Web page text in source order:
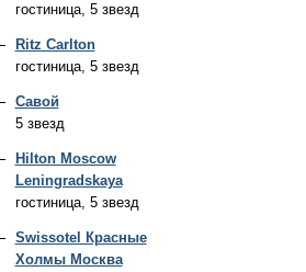
гостиница, 5 звезд
Ritz Carlton
гостиница, 5 звезд
Савой
5 звезд
Hilton Moscow
Leningradskaya
гостиница, 5 звезд
Swissotel Красные
Холмы Москва